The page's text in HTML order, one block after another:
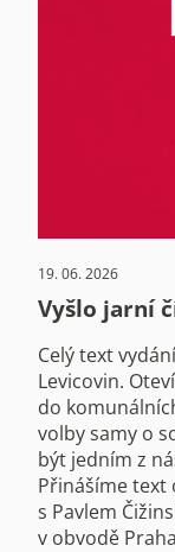
19. 06. 2026
Vyšlo jarní
Celý text
Levicovin.
do
volby samy o
být jedním z
Přinášíme text
s Pavlem
v obvodě